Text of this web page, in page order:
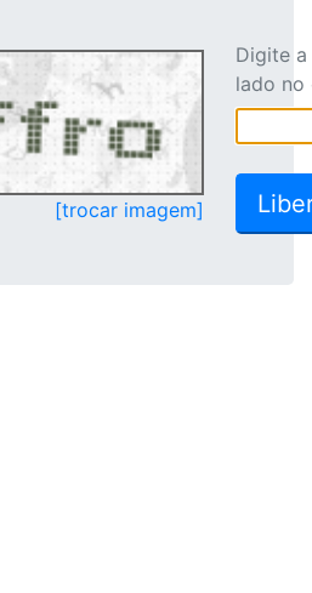
[trocar imagem]
Digite
lado no